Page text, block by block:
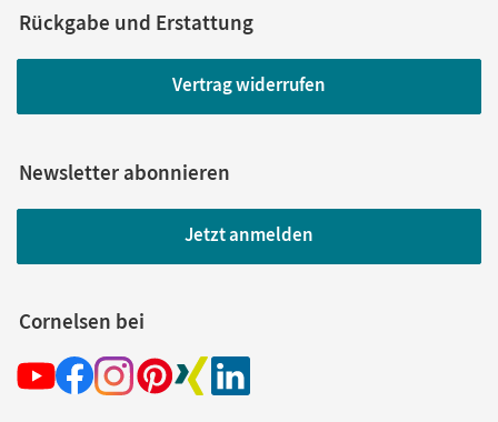
Rückgabe und Erstattung
Vertrag widerrufen
Newsletter abonnieren
Jetzt anmelden
Cornelsen bei